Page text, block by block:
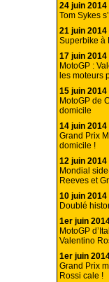
24 juin 2014
Tom Sykes
21 juin 2014
Superbike à
17 juin 2014
MotoGP :
les moteurs
15 juin 2014
MotoGP de
domicile
14 juin 2014
Grand Prix
domicile !
12 juin 2014
Mondial
Reeves et
10 juin 2014
Doublé
1er juin
MotoGP
Valentino
1er juin
Grand Prix
Rossi cale !